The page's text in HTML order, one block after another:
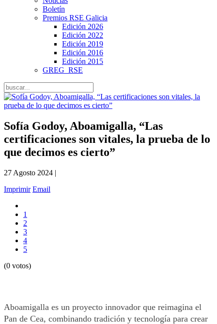
Boletín
Premios RSE Galicia
Edición 2026
Edición 2022
Edición 2019
Edición 2016
Edición 2015
GREG_RSE
Sofía Godoy, Aboamigalla, “Las
certificaciones son vitales, la prueba de lo
que decimos es cierto”
27 Agosto 2024 |
Imprimir Email
1
2
3
4
5
(0 votos)
Aboamigalla es un proyecto innovador que reimagina el
Pan de Cea, combinando tradición y tecnología para crear